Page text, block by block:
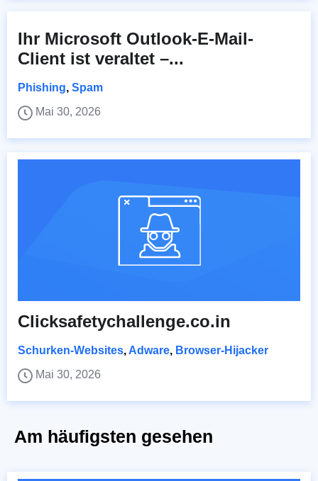
Ihr Microsoft Outlook-E-Mail-
Client ist veraltet –...
Phishing, Spam
Mai 30, 2026
Clicksafetychallenge.co.in
Schurken-Websites, Adware, Browser-Hijacker
Mai 30, 2026
Am häufigsten gesehen